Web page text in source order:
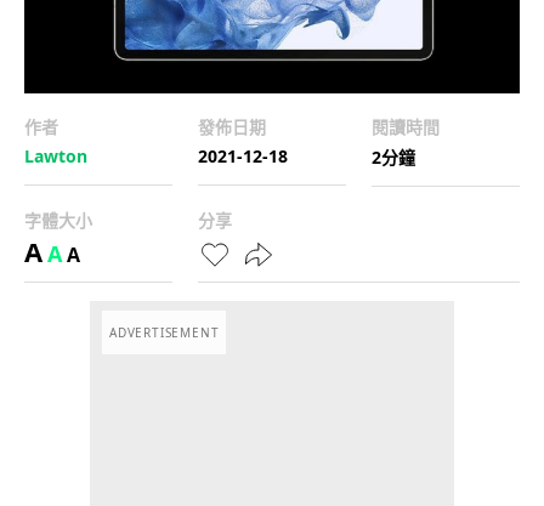
作者
Lawton
發佈日期
2021-12-18
閱讀時間
2分鐘
字體大小
AAA
分享
ADVERTISEMENT